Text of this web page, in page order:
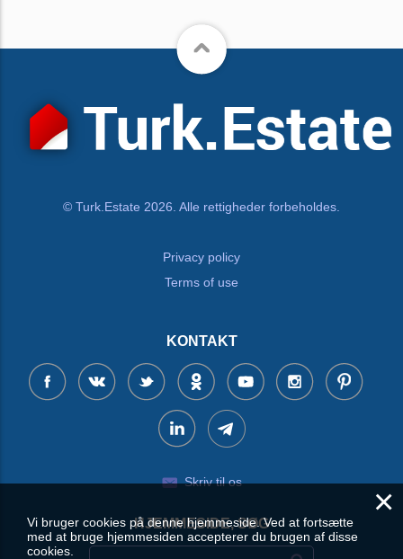
© Turk.Estate 2026. Alle rettigheder forbeholdes.
Privacy policy
Terms of use
KONTAKT
Skriv til os
HJEMMESIDE, SØG
×
Vi bruger cookies på denne hjemmeside. Ved at fortsætte
med at bruge hjemmesiden accepterer du brugen af disse
cookies.